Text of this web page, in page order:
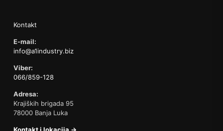
Kontakt
E-mail:
info@a1industry.biz
Viber:
066/859-128
Adresa:
Krajiških brigada 95
78000 Banja Luka